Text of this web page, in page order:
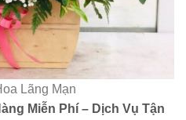
Lãng Mạn
Miễn Phí – Dịch Vụ Tận